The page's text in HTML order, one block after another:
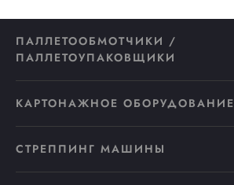
ПАЛЛЕТООБМОТЧИКИ /
ПАЛЛЕТОУПАКОВЩИКИ
КАРТОНАЖНОЕ ОБОРУДОВАНИЕ
СТРЕППИНГ МАШИНЫ